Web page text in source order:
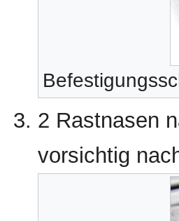
2 Rastnasen
vorsichtig